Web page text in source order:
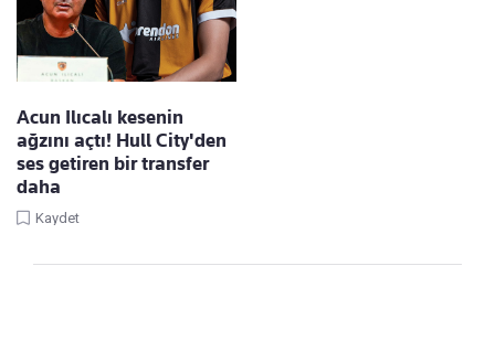
Acun Ilıcalı kesenin
ağzını açtı! Hull City'den
ses getiren bir transfer
daha
Kaydet